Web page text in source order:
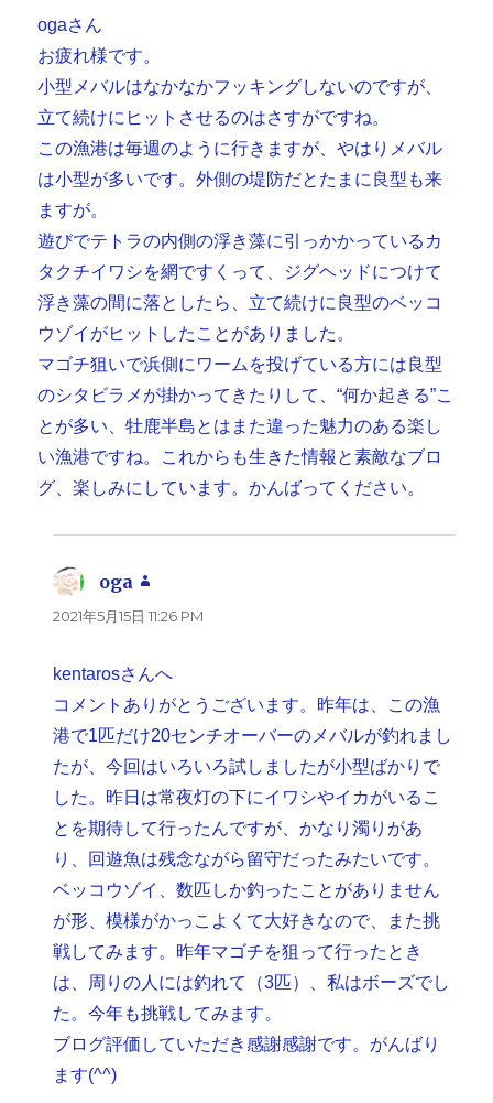
ogaさん
お疲れ様です。
小型メバルはなかなかフッキングしないのですが、
立て続けにヒットさせるのはさすがですね。
この漁港は毎週のように行きますが、やはりメバル
は小型が多いです。外側の堤防だとたまに良型も来
ますが。
遊びでテトラの内側の浮き藻に引っかかっているカ
タクチイワシを網ですくって、ジグヘッドにつけて
浮き藻の間に落としたら、立て続けに良型のベッコ
ウゾイがヒットしたことがありました。
マゴチ狙いで浜側にワームを投げている方には良型
のシタビラメが掛かってきたりして、“何か起きる”こ
とが多い、牡鹿半島とはまた違った魅力のある楽し
い漁港ですね。これからも生きた情報と素敵なブロ
グ、楽しみにしています。かんばってください。
oga
り:
2021年5月15日 11:26 PM
kentarosさんへ
コメントありがとうございます。昨年は、この漁
港で1匹だけ20センチオーバーのメバルが釣れまし
たが、今回はいろいろ試しましたが小型ばかりで
した。昨日は常夜灯の下にイワシやイカがいるこ
とを期待して行ったんですが、かなり濁りがあ
り、回遊魚は残念ながら留守だったみたいです。
ベッコウゾイ、数匹しか釣ったことがありません
が形、模様がかっこよくて大好きなので、また挑
戦してみます。昨年マゴチを狙って行ったとき
は、周りの人には釣れて（3匹）、私はボーズでし
た。今年も挑戦してみます。
ブログ評価していただき感謝感謝です。がんばり
ます(^^)